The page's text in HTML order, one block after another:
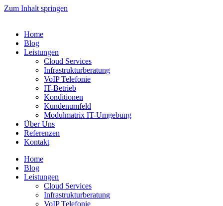
Zum Inhalt springen
Home
Blog
Leistungen
Cloud Services
Infrastrukturberatung
VoIP Telefonie
IT-Betrieb
Konditionen
Kundenumfeld
Modulmatrix IT-Umgebung
Über Uns
Referenzen
Kontakt
Home
Blog
Leistungen
Cloud Services
Infrastrukturberatung
VoIP Telefonie